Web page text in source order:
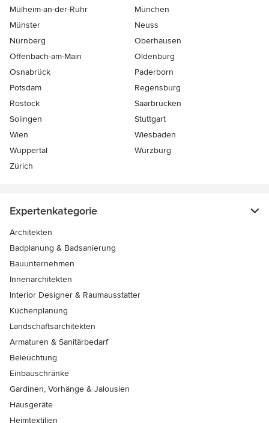
Mülheim-an-der-Ruhr
München
Münster
Neuss
Nürnberg
Oberhausen
Offenbach-am-Main
Oldenburg
Osnabrück
Paderborn
Potsdam
Regensburg
Rostock
Saarbrücken
Solingen
Stuttgart
Wien
Wiesbaden
Wuppertal
Würzburg
Zürich
Expertenkategorie
Architekten
Badplanung & Badsanierung
Bauunternehmen
Innenarchitekten
Interior Designer & Raumausstatter
Küchenplanung
Landschaftsarchitekten
Armaturen & Sanitärbedarf
Beleuchtung
Einbauschränke
Gardinen, Vorhänge & Jalousien
Hausgeräte
Heimtextilien